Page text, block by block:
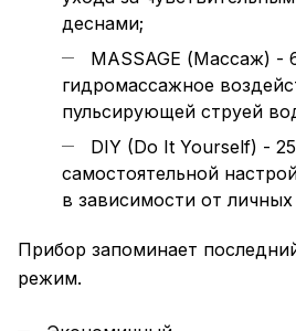
деснами;
MASSAGE (Массаж) -
гидромассажное
пульсирующей струей
DIY (Do It Yourself) -
самостоятельной
в зависимости от
Прибор запоминает
режим.